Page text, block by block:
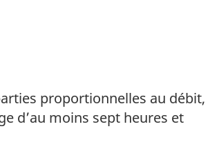
proportionnelles au débit,
d’au moins sept heures et